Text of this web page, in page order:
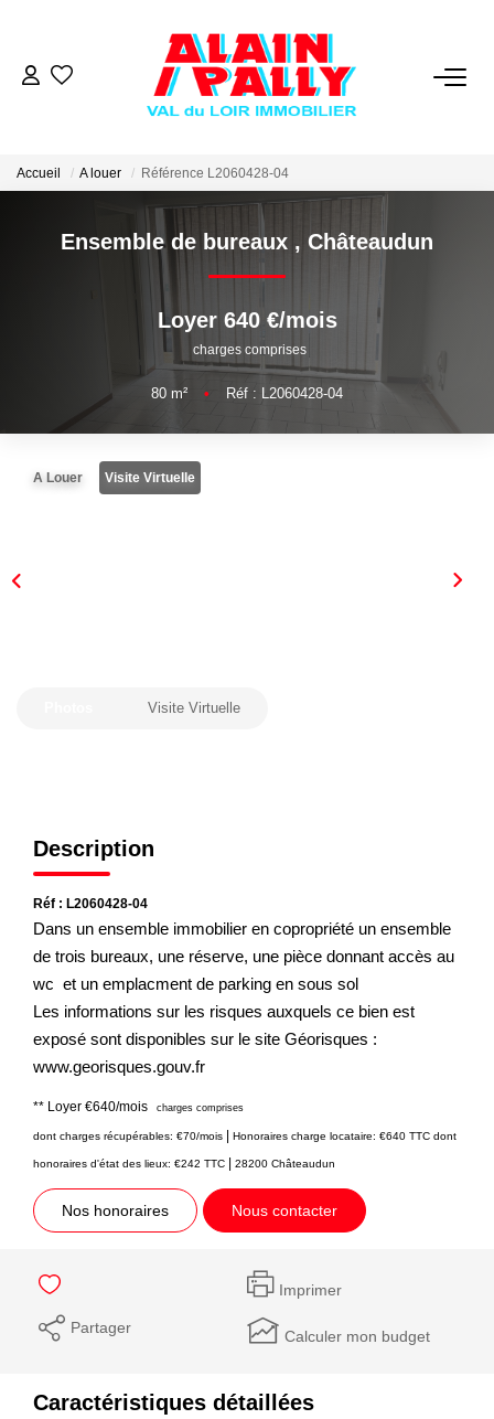
VENTE
LOCATION
GESTION
DERNIERES VENTES
NOS AGENCES
Notre Équipe
Accueil A louer Référence L2060428-04
Ensemble de bureaux , Châteaudun
Loyer 640 €/mois
charges comprises
80 m² • Réf : L2060428-04
A Louer Visite Virtuelle
Visite Virtuelle
Description
Réf : L2060428-04
Dans un ensemble immobilier en copropriété un ensemble
de trois bureaux, une réserve, une pièce donnant accès au
wc et un emplacment de parking en sous sol
Les informations sur les risques auxquels ce bien est
exposé sont disponibles sur le site Géorisques :
www.georisques.gouv.fr
** Loyer €640/mois charges comprises
dont charges récupérables: €70/mois | Honoraires charge locataire: €640 TTC dont
honoraires d'état des lieux: €242 TTC | 28200 Châteaudun
Nos honoraires Nous contacter
Imprimer
Partager Calculer mon budget
Caractéristiques détaillées